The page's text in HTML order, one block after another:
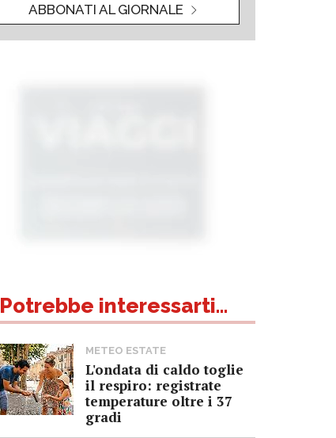
ABBONATI AL GIORNALE
Potrebbe interessarti...
METEO ESTATE
L'ondata di caldo toglie
il respiro: registrate
temperature oltre i 37
gradi